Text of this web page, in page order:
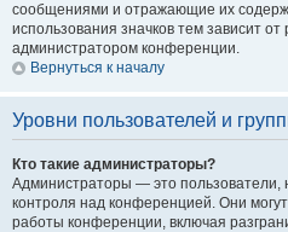
сообщениями и отражающие их
использования значков тем зависит
администратором конференции.
Вернуться к началу
Уровни пользователей и
Кто такие администраторы?
Администраторы — это
контроля над конференцией. Они
работы конференции, включая